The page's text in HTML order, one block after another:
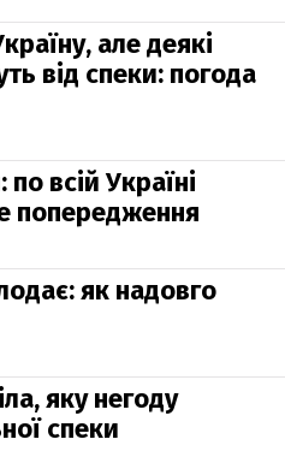
але деякі
від спеки: погода
всій Україні
попередження
як надовго
яку негоду
спеки